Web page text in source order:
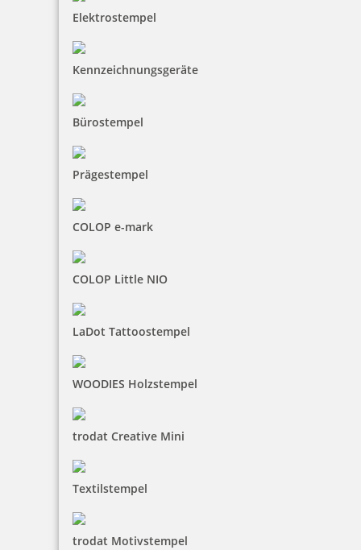
Elektrostempel
Kennzeichnungsgeräte
Bürostempel
Prägestempel
COLOP e-mark
COLOP Little NIO
LaDot Tattoostempel
WOODIES Holzstempel
trodat Creative Mini
Textilstempel
trodat Motivstempel
7,83 €
inkl. 10 % Rabatt0,87 €
inkl. 10 % Rabatt0,87 €